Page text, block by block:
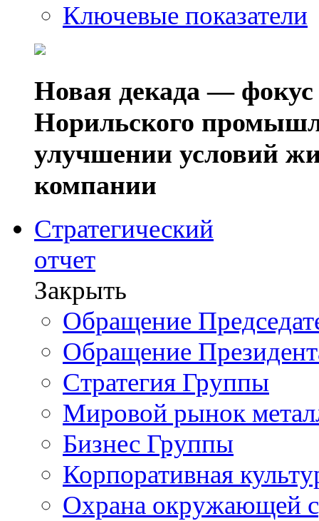
Ключевые показатели
Новая декада — фокус
Норильского
улучшении условий
компании
Стратегический
отчет
Закрыть
Обращение
Обращение
Стратегия Группы
Мировой рынок
Бизнес Группы
Корпоративная
Охрана окружающей